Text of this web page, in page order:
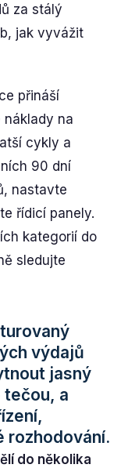
za stálý
jak vyvážit
přináší
na
cykly a
90 dní
nastavte
řídicí panely.
kategorií do
sledujte
výdajů
jasný
tečou, a
rozhodování.
do několika